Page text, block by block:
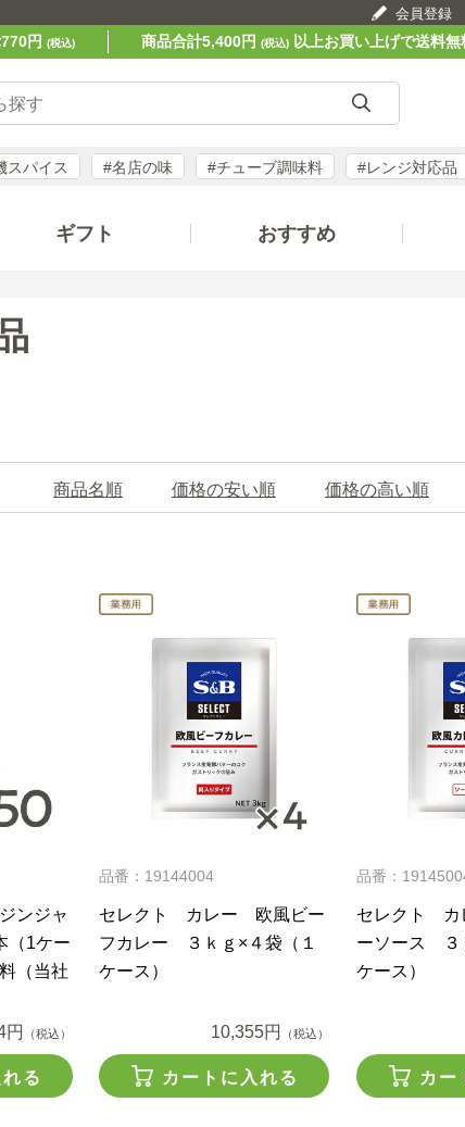
会員登録
円 (税込) 商品合計5,400円 (税込)以上お買い上げで送料無
スパイス #名店の味 #チューブ調味料 #レンジ対応品
ギフト おすすめ
商品名順 価格の安い順 価格の高い順
ンジャ
（1ケー
（当社
円
（税込）
る
品番：19144004
セレクト カレー 欧風ビー
フカレー ３ｋｇ×４袋（１
ケース）
10,355円 （税込）
カートに入れる
品番：
セレクト カ
ーソース ３
ケース）
カー